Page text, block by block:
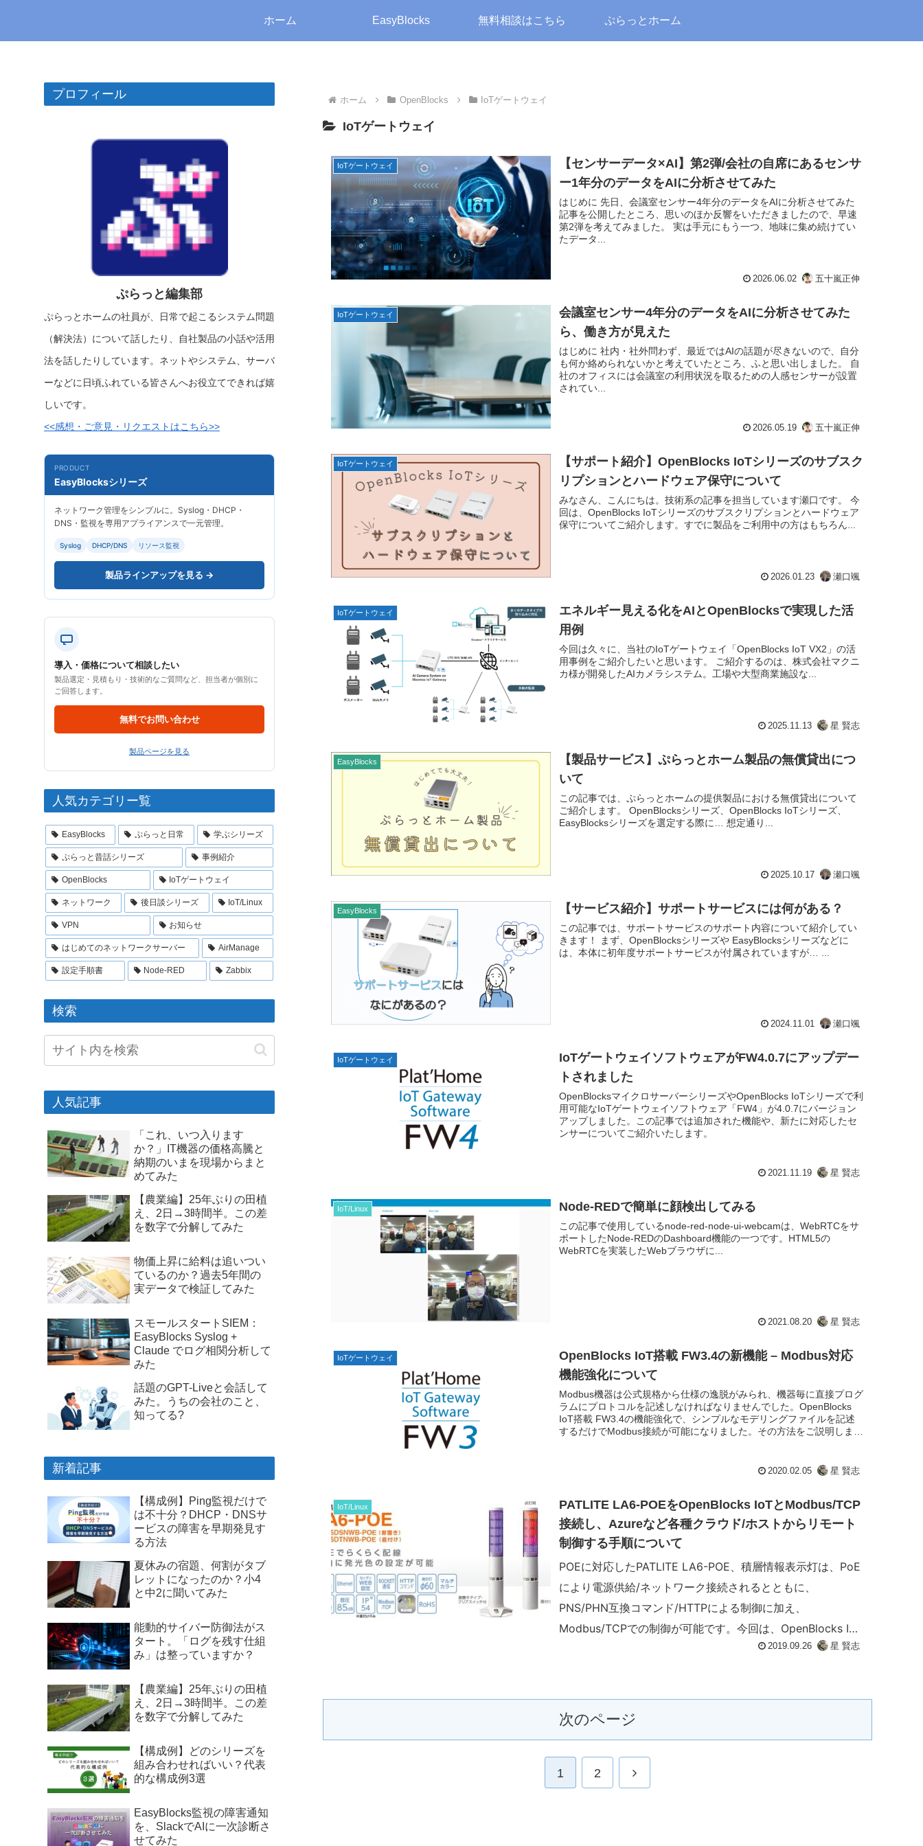
ホーム EasyBlocks 無料相談はこちら ぷらっとホーム
ホーム OpenBlocks IoTゲートウェイ
IoTゲートウェイ
IoTゲートウェイ
【センサーデータ×AI】第2弾/会社の自席にあるセンサ
ー1年分のデータをAIに分析させてみた
はじめに 先日、会議室センサー4年分のデータをAIに分析させてみた
記事を公開したところ、思いのほか反響をいただきましたので、早速
第2弾を考えてみました。 実は手元にもう一つ、地味に集め続けてい
たデータ...
2026.06.02 五十嵐正伸
IoTゲートウェイ
会議室センサー4年分のデータをAIに分析させてみた
ら、働き方が見えた
はじめに 社内・社外問わず、最近ではAIの話題が尽きないので、自分
も何か絡められないかと考えていたところ、ふと思い出しました。 自
社のオフィスには会議室の利用状況を取るための人感センサーが設置
されてい...
2026.05.19 五十嵐正伸
IoTゲートウェイ
【サポート紹介】OpenBlocks IoTシリーズのサブスク
リプションとハードウェア保守について
みなさん、こんにちは。技術系の記事を担当しています瀬口です。 今
回は、OpenBlocks IoTシリーズのサブスクリプションとハードウェア
保守についてご紹介します。すでに製品をご利用中の方はもちろん...
2026.01.23 瀬口颯
IoTゲートウェイ
エネルギー見える化をAIとOpenBlocksで実現した活
用例
今回は久々に、当社のIoTゲートウェイ「OpenBlocks IoT VX2」の活
用事例をご紹介したいと思います。 ご紹介するのは、株式会社マクニ
カ様が開発したAIカメラシステム。工場や大型商業施設な...
2025.11.13 星 賢志
EasyBlocks
【製品サービス】ぷらっとホーム製品の無償貸出につ
いて
この記事では、ぷらっとホームの提供製品における無償貸出について
ご紹介します。 OpenBlocksシリーズ、OpenBlocks IoTシリーズ、
EasyBlocksシリーズを選定する際に… 想定通り...
2025.10.17 瀬口颯
EasyBlocks 【サービス紹介】サポートサービスには何がある？
この記事では、サポートサービスのサポート内容について紹介してい
きます！ まず、OpenBlocksシリーズや EasyBlocksシリーズなどに
は、本体に初年度サポートサービスが付属されていますが… ...
2024.11.01 瀬口颯
IoTゲートウェイ
IoTゲートウェイソフトウェアがFW4.0.7にアップデー
トされました
OpenBlocksマイクロサーバーシリーズやOpenBlocks IoTシリーズで利
用可能なIoTゲートウェイソフトウェア「FW4」が4.0.7にバージョン
アップしました。この記事では追加された機能や、新たに対応したセ
ンサーについてご紹介いたします。
2021.11.19 星 賢志
IoT/Linux Node-REDで簡単に顔検出してみる
この記事で使用しているnode-red-node-ui-webcamは、WebRTCをサ
ポートしたNode-REDのDashboard機能の一つです。HTML5の
WebRTCを実装したWebブラウザに...
2021.08.20 星 賢志
IoTゲートウェイ
OpenBlocks IoT搭載 FW3.4の新機能 – Modbus対応
機能強化について
Modbus機器は公式規格から仕様の逸脱がみられ、機器毎に直接プログ
ラムにプロトコルを記述しなければなりませんでした。OpenBlocks
IoT搭載 FW3.4の機能強化で、シンプルなモデリングファイルを記述
するだけでModbus接続が可能になりました。その方法をご説明しま
2020.02.05 星 賢志
IoT/Linux
PATLITE LA6-POEをOpenBlocks IoTとModbus/TCP
接続し、Azureなど各種クラウド/ホストからリモート
制御する手順について
POEに対応したPATLITE LA6-POE、積層情報表示灯は、PoE
により電源供給/ネットワーク接続されるとともに、
PNS/PHN互換コマンド/HTTPによる制御に加え、
Modbus/TCPでの制御が可能です。今回は、OpenBlocks IoT
シリーズの標準ファームウェア3.3.2よりmodbus client接続
2019.09.26 星 賢志
次のページ
1 2 次
プロフィール
ぷらっと編集部
ぷらっとホームの社員が、日常で起こるシステム問題
（解決法）について話したり、自社製品の小話や活用
法を話したりしています。ネットやシステム、サーバ
ーなどに日頃ふれている皆さんへお役立てできれば嬉
しいです。
<<感想・ご意見・リクエストはこちら>>
PRODUCT
EasyBlocksシリーズ
ネットワーク管理をシンプルに。Syslog・DHCP・
DNS・監視を専用アプライアンスで一元管理。
Syslog DHCP/DNS リソース監視
製品ラインアップを見る →
導入・価格について相談したい
製品選定・見積もり・技術的なご質問など、担当者が個別に
ご回答します。
無料でお問い合わせ
製品ページを見る
人気カテゴリー覧
EasyBlocks ぷらっと日常 学ぶシリーズ
ぷらっと昔話シリーズ 事例紹介
OpenBlocks IoTゲートウェイ
ネットワーク 後日談シリーズ IoT/Linux
VPN お知らせ
はじめてのネットワークサーバー AirManage
設定手順書 Node-RED Zabbix
検索
人気記事
「これ、いつ入ります
か？」IT機器の価格高騰と
納期のいまを現場からまと
めてみた
【農業編】25年ぶりの田植
え、2日→3時間半。この差
を数字で分解してみた
物価上昇に給料は追いつい
ているのか？過去5年間の
実データで検証してみた
スモールスタートSIEM：
EasyBlocks Syslog +
Claude でログ相関分析して
みた
話題のGPT-Liveと会話して
みた。うちの会社のこと、
知ってる?
新着記事
【構成例】Ping監視だけで
は不十分？DHCP・DNSサ
ービスの障害を早期発見す
る方法
夏休みの宿題、何割がタブ
レットになったのか？小4
と中2に聞いてみた
能動的サイバー防御法がス
タート。「ログを残す仕組
み」は整っていますか？
【農業編】25年ぶりの田植
え、2日→3時間半。この差
を数字で分解してみた
【構成例】どのシリーズを
組み合わせればいい？代表
的な構成例3選
EasyBlocks監視の障害通知
を、SlackでAIに一次診断さ
せてみた